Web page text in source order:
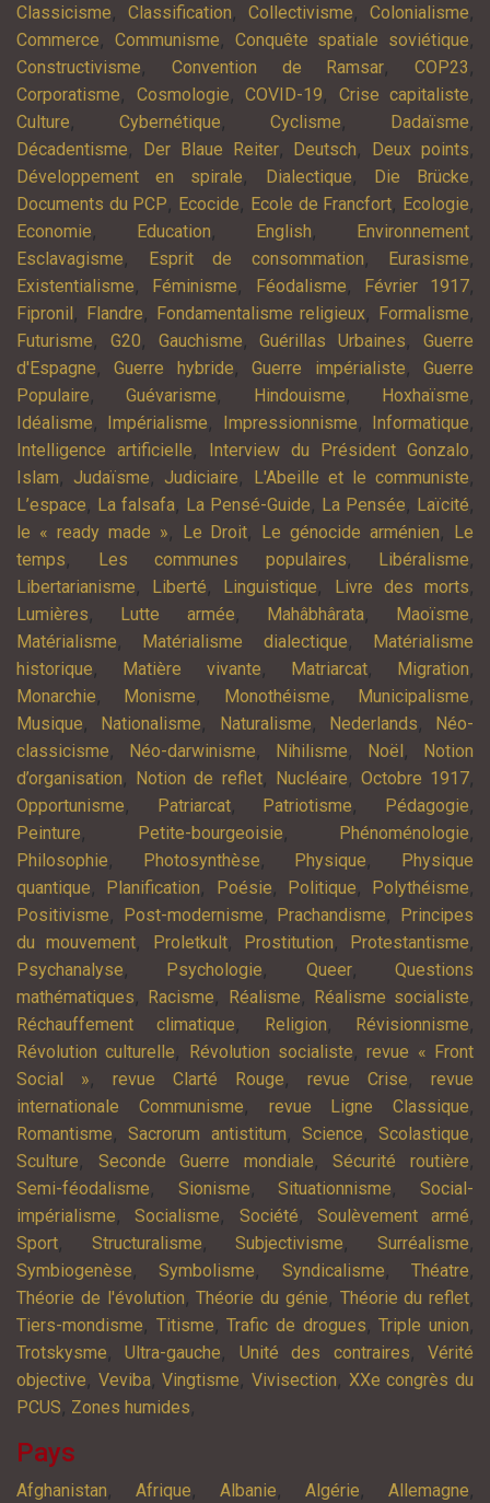
Classicisme, Classification, Collectivisme, Colonialisme,
Commerce, Communisme, Conquête spatiale soviétique,
Constructivisme, Convention de Ramsar, COP23 ,
Corporatisme, Cosmologie, COVID-19, Crise capitaliste,
Culture, Cybernétique, Cyclisme, Dadaïsme,
Décadentisme, Der Blaue Reiter, Deutsch, Deux points,
Développement en spirale, Dialectique, Die Brücke,
Documents du PCP, Ecocide, Ecole de Francfort, Ecologie,
Economie, Education, English, Environnement,
Esclavagisme, Esprit de consommation, Eurasisme,
Existentialisme, Féminisme, Féodalisme, Février 1917,
Fipronil , Flandre, Fondamentalisme religieux, Formalisme,
Futurisme, G20, Gauchisme,Guérillas Urbaines,Guerre
d'Espagne,Guerre hybride,Guerre impérialiste,Guerre
Populaire,Guévarisme, Hindouisme, Hoxhaïsme,
Idéalisme, Impérialisme, Impressionnisme, Informatique,
Intelligence artificielle, Interview du Président Gonzalo,
Islam, Judaïsme, Judiciaire, L'Abeille et le communiste,
L’espace, La falsafa, La Pensé-Guide, La Pensée, Laïcité,
le « ready made », Le Droit, Le génocide arménien,
Le
temps, Les communes populaires, Libéralisme,
Libertarianisme, Liberté, Linguistique, Livre des morts,
Lumières, Lutte armée, Mahâbhârata, Maoïsme,
Matérialisme, Matérialisme dialectique,
Matérialisme
historique, Matière vivante, Matriarcat, Migration,
Monarchie, Monisme, Monothéisme, Municipalisme,
Musique, Nationalisme, Naturalisme, Nederlands,
Néo-
classicisme, Néo-darwinisme, Nihilisme, Noël ,
Notion
d’organisation, Notion de reflet, Nucléaire, Octobre 1917,
Opportunisme, Patriarcat, Patriotisme, Pédagogie,
Peinture, Petite-bourgeoisie, Phénoménologie,
Philosophie, Photosynthèse, Physique,
Physique
quantique, Planification, Poésie, Politique, Polythéisme,
Positivisme, Post-modernisme, Prachandisme,
Principes
du mouvement, Proletkult, Prostitution, Protestantisme,
Psychanalyse, Psychologie, Queer,Questions
mathématiques, Racisme, Réalisme, Réalisme socialiste,
Réchauffement climatique, Religion, Révisionnisme,
Révolution culturelle, Révolution socialiste,revue « Front
Social », revue Clarté Rouge, revue Crise, revue
internationale Communisme, revue Ligne Classique,
Romantisme,Sacrorum antistitum, Science, Scolastique,
Sculture, Seconde Guerre mondiale,Sécurité routière,
Semi-féodalisme, Sionisme,Situationnisme,Social-
impérialisme,Socialisme, Société, Soulèvement armé,
Sport, Structuralisme,Subjectivisme,Surréalisme,
Symbiogenèse,Symbolisme, Syndicalisme,Théatre,
Théorie de l'évolution,Théorie du génie, Théorie du reflet,
Tiers-mondisme, Titisme,Trafic de drogues,Triple union,
Trotskysme,Ultra-gauche, Unité des contraires,Vérité
objective, Veviba,Vingtisme,Vivisection, XXe congrès du
PCUS, Zones humides,
Pays
Afghanistan, Afrique, Albanie, Algérie, Allemagne,